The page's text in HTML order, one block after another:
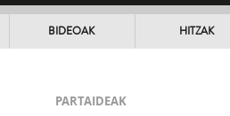
BIDEOAK HITZAK
PARTAIDEAK